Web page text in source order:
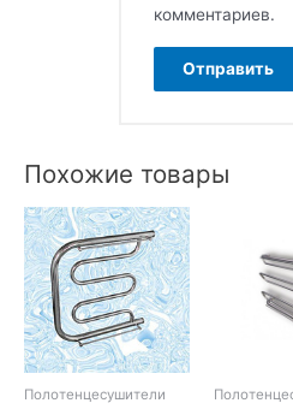
комментариев.
Похожие товары
Полотенцесушители